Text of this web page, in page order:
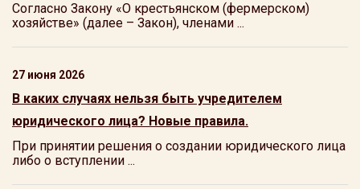
Согласно Закону «О крестьянском (фермерском)
хозяйстве» (далее – Закон), членами ...
27 июня 2026
В каких случаях нельзя быть учредителем
юридического лица? Новые правила.
При принятии решения о создании юридического лица
либо о вступлении ...